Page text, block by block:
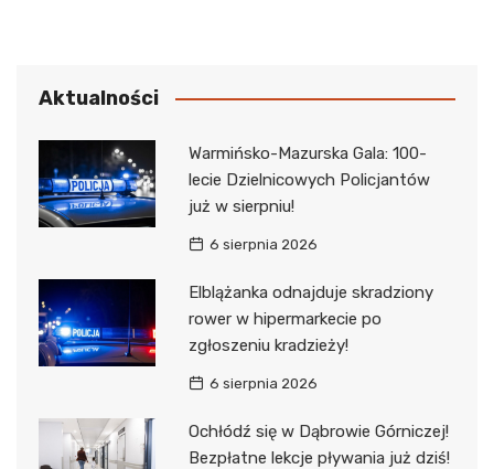
Aktualności
Warmińsko-Mazurska Gala: 100-
lecie Dzielnicowych Policjantów
już w sierpniu!
6 sierpnia 2026
Elblążanka odnajduje skradziony
rower w hipermarkecie po
zgłoszeniu kradzieży!
6 sierpnia 2026
Ochłódź się w Dąbrowie Górniczej!
Bezpłatne lekcje pływania już dziś!